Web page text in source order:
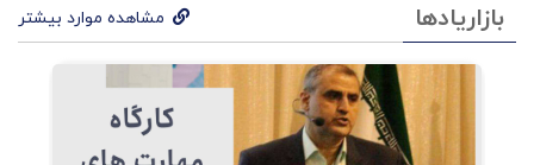
بازاریادها مشاهده موارد بیشتر